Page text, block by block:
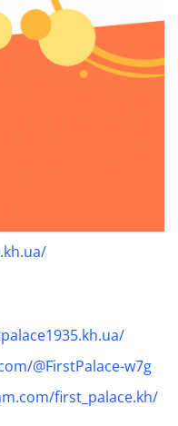
@FirstPalace-w7g
first_palace.kh/